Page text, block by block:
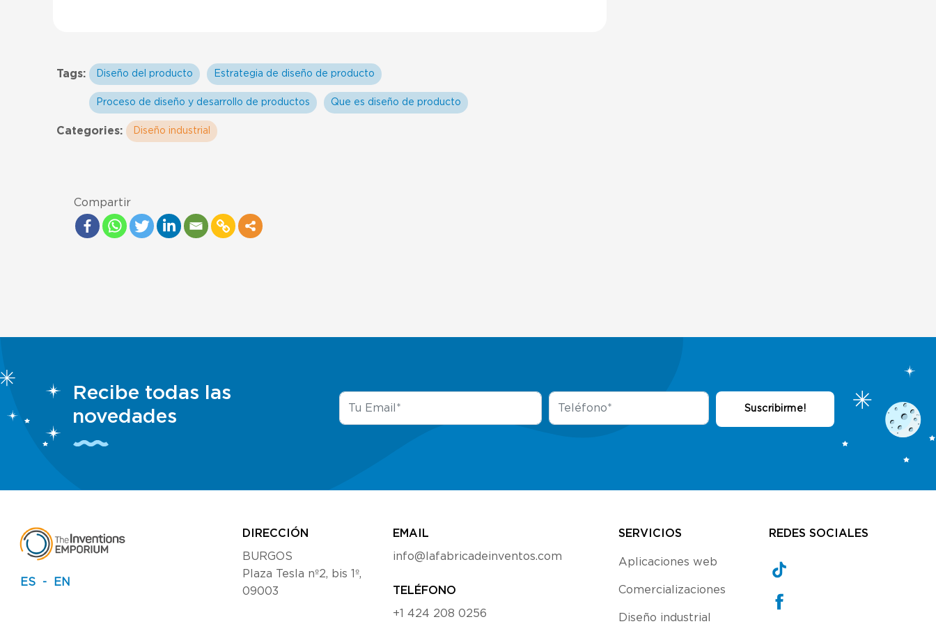
Tags: Diseño del producto Estrategia de diseño de producto
Proceso de diseño y desarrollo de productos Que es diseño de producto
Categories: Diseño industrial
Compartir
Recibe todas las
novedades
ES EN
DIRECCIÓN
BURGOS
Plaza Tesla nº2, bis 1º,
09003
EMAIL
info@lafabricadeinventos.com
TELÉFONO
+1 424 208 0256
SERVICIOS
Aplicaciones web
Comercializaciones
Diseño industrial
REDES SOCIALES